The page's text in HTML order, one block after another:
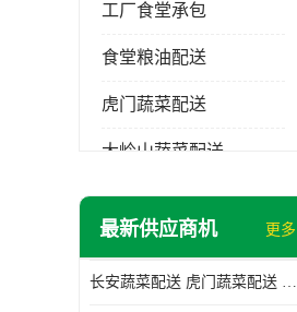
工厂食堂承包
食堂粮油配送
虎门蔬菜配送
大岭山蔬菜配送
长安蔬菜配送
最新供应商机 更多
长安蔬菜配送 虎门蔬菜配送 厚街蔬菜配送 大朗蔬菜配送